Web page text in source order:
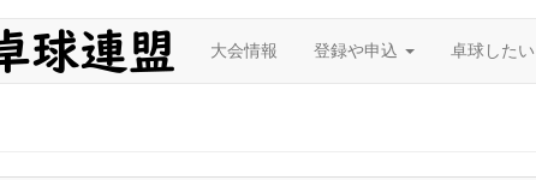
大会情報 登録や申込 卓球したい